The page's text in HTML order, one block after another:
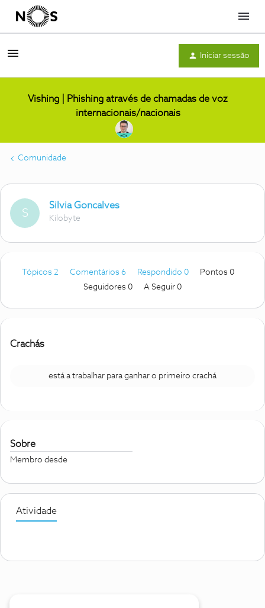
Menu
Iniciar sessão
Vishing | Phishing através de chamadas de voz
internacionais/nacionais
Comunidade
S
Silvia Goncalves
Kilobyte
Tópicos 2 Comentários 6 Respondido 0
Pontos 0
Seguidores 0 A Seguir 0
Crachás
está a trabalhar para ganhar o primeiro crachá
Sobre
Membro desde
Atividade